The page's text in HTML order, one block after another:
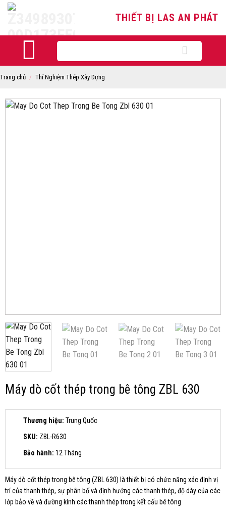
Skip
THIẾT BỊ LAS AN PHÁT
kiếm:
Trang chủ / Thí Nghiệm Thép Xây Dựng
Máy dò cốt thép trong bê tông ZBL 630
Thương hiệu: Trung Quốc
SKU: ZBL-R630
Bảo hành: 12 Tháng
Máy dò cốt thép trong bê tông (ZBL 630) là thiết bị có chức năng xác định vị
trí của thanh thép, sự phân bố và định hướng các thanh thép, độ dày của các
lớp bảo về và đường kính các thanh thép trong kết cấu bê tông